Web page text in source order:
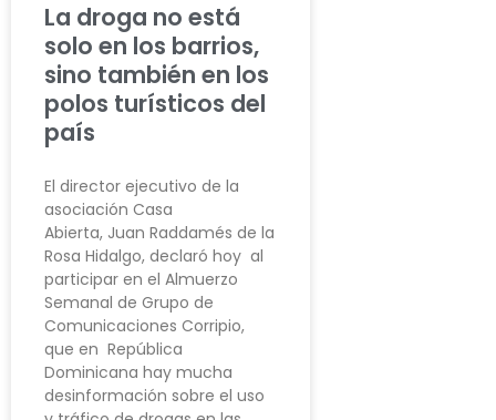
La droga no está
solo en los barrios,
sino también en los
polos turísticos del
país
El director ejecutivo de la
asociación Casa
Abierta, Juan Raddamés de la
Rosa Hidalgo, declaró hoy al
participar en el Almuerzo
Semanal de Grupo de
Comunicaciones Corripio,
que en República
Dominicana hay mucha
desinformación sobre el uso